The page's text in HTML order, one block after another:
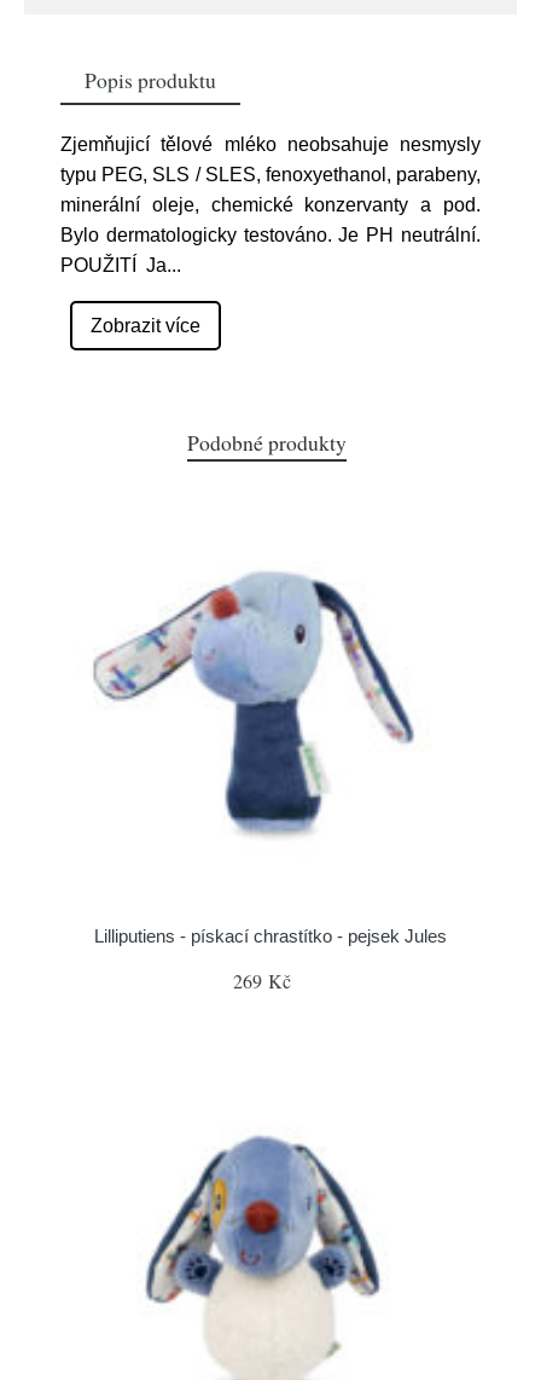
Popis produktu
Zjemňujicí tělové mléko neobsahuje nesmysly
typu PEG, SLS / SLES, fenoxyethanol, parabeny,
minerální oleje, chemické konzervanty a pod.
Bylo dermatologicky testováno. Je PH neutrální.
POUŽITÍ Ja...
Zobrazit více
Podobné produkty
Lilliputiens - pískací chrastítko - pejsek Jules
269 Kč